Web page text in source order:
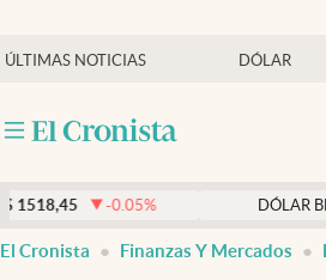
ÚLTIMAS NOTICIAS DÓLAR
Mercados Online
-0.05% DÓLAR BNA $
El Cronista Finanzas Y Mercados